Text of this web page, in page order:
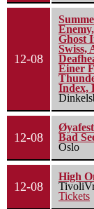
12-08
Ghost
Swiss,
Einer
Index,
12-08
Bad
Oslo
12-08
High
Tickets